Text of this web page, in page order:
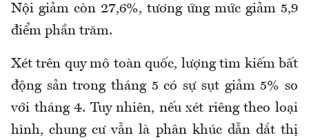
Nội giảm còn 27,6%, tương ứng mức giảm 5,9
điểm phần trăm.
Xét trên quy mô toàn quốc, lượng tìm kiếm bất
động sản trong tháng 5 có sự sụt giảm 5% so
với tháng 4. Tuy nhiên, nếu xét riêng theo loại
hình, chung cư vẫn là phân khúc dẫn dắt thị